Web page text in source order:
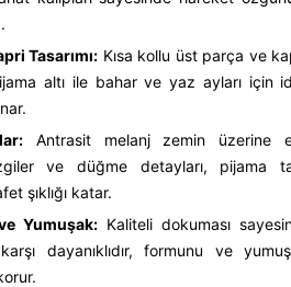
Tasarımı: Kısa kollu üst parça ve
altı ile bahar ve yaz ayları için
Antrasit melanj zemin üzerine
ve düğme detayları, pijama
şıklığı katar.
Yumuşak: Kaliteli dokuması
dayanıklıdır, formunu ve